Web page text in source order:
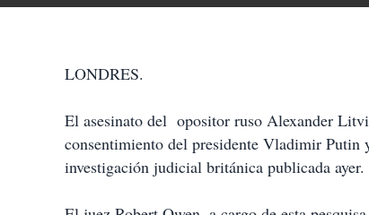
s
o
a
r
t
LONDRES.
El asesinato del opositor ruso Alexander
consentimiento del presidente Vladimir Putin
investigación judicial británica publicada ayer.